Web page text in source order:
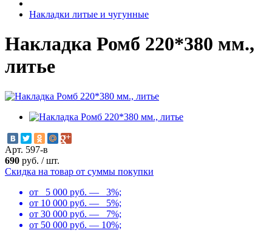
Накладки литые и чугунные
Накладка Ромб 220*380 мм.,
литье
Арт. 597-в
690 руб. /шт.
Скидка на товар от суммы покупки
от 5 000 руб. — 3%;
от 10 000 руб. — 5%;
от 30 000 руб. — 7%;
от 50 000 руб. — 10%;